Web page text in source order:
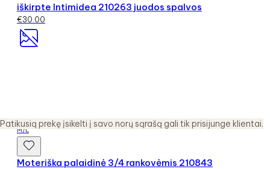
Patikusią prekę įsikelti į savo norų sąrašą gali tik prisijunge klientai.
iškirpte Intimidea 210263 juodos spalvos
€30.00
M/L
Moteriška palaidinė 3/4 rankovėmis 210843